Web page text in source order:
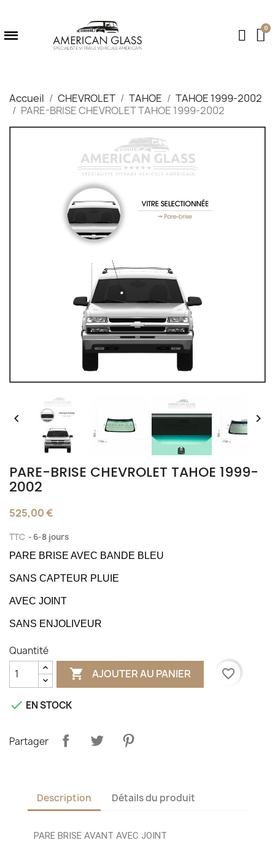
Accueil CHEVROLET TAHOE
TAHOE 1999-2002
PARE-BRISE CHEVROLET TAHOE 1999-2002
 
PARE-BRISE CHEVROLET TAHOE 1999-
2002
525,00 €
TTC 6-8 jours
PARE BRISE AVEC BANDE BLEU
SANS CAPTEUR PLUIE
AVEC JOINT
SANS ENJOLIVEUR
Quantité
 AJOUTER AU PANIER favorite_border
 EN STOCK
Partager
Description Détails du produit
PARE BRISE AVANT AVEC JOINT